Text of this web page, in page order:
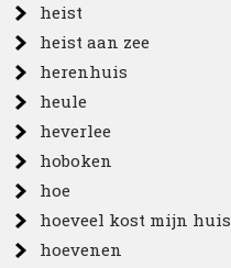
heist
heist aan zee
herenhuis
heule
heverlee
hoboken
hoe
hoeveel kost mijn huis
hoevenen